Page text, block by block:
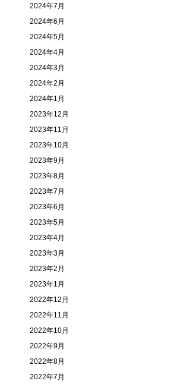
2024年7月
2024年6月
2024年5月
2024年4月
2024年3月
2024年2月
2024年1月
2023年12月
2023年11月
2023年10月
2023年9月
2023年8月
2023年7月
2023年6月
2023年5月
2023年4月
2023年3月
2023年2月
2023年1月
2022年12月
2022年11月
2022年10月
2022年9月
2022年8月
2022年7月